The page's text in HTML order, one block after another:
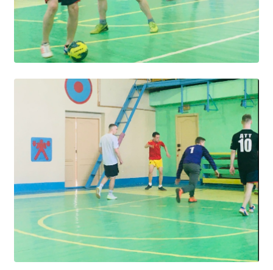
ПОЛЕЗНЫЕ ССЫЛКИ
Министерство науки и высшего образования
РФ
Главное управление по контролю за оборотом
наркотиков
Общероссийская база вакансий "Работа в
России"
Сбербанк Онлайн - оплачивайте
образовательные услуги